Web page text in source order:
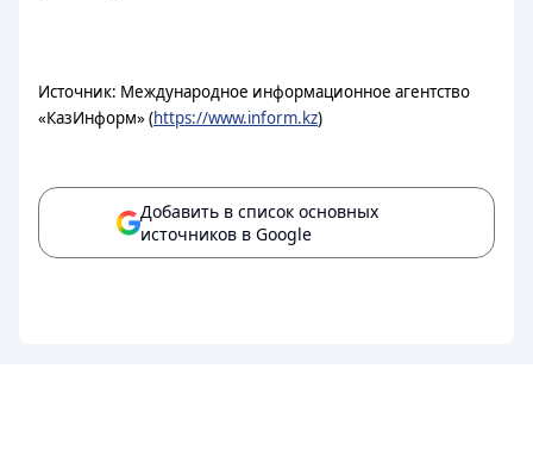
Источник: Международное информационное агентство
«КазИнформ» (https://www.inform.kz)
Добавить в список основных
источников в Google